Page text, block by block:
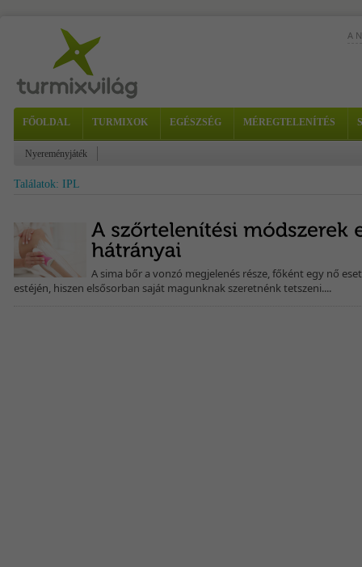
A
FŐOLDAL TURMIXOK EGÉSZSÉG MÉREGTELENÍTÉS
Nyereményjáték
Találatok: IPL
A sima bőr a vonzó megjelenés része, főként egy nő
estéjén, hiszen elsősorban saját magunknak szeretnénk tetszeni....